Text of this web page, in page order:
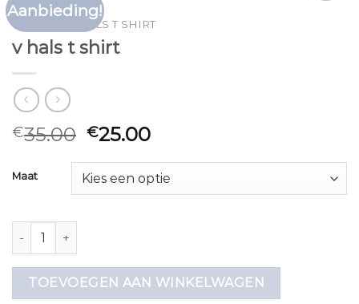
Aanbieding!
HOME V HALS T SHIRT
v hals t shirt
€35.00 €25.00
Maat
v hals t shirt aantal
TOEVOEGEN AAN WINKELWAGEN